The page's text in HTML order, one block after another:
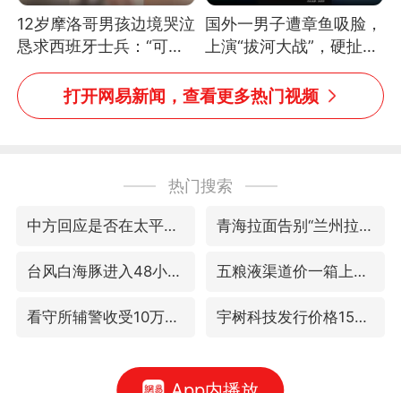
12岁摩洛哥男孩边境哭泣
恳求西班牙士兵：“可不
可以不要把我遣返回国”
国外一男子遭章鱼吸脸，
上演“拔河大战”，硬扯加
铁棒敲打方才挣脱
打开网易新闻，查看更多热门视频
热门搜索
中方回应是否在太平洋海底开采稀土 青海拉面告别“兰州拉面”
台风白海豚进入48小时警戒线 五粮液渠道价一箱上涨近百元
看守所辅警收受10万获刑1年 宇树科技发行价格150.80元/股